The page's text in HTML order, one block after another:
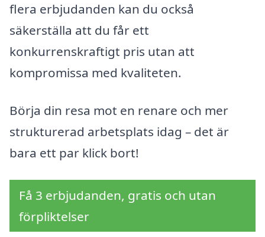
flera erbjudanden kan du också
säkerställa att du får ett
konkurrenskraftigt pris utan att
kompromissa med kvaliteten.
Börja din resa mot en renare och mer
strukturerad arbetsplats idag – det är
bara ett par klick bort!
Få 3 erbjudanden, gratis och utan
förpliktelser